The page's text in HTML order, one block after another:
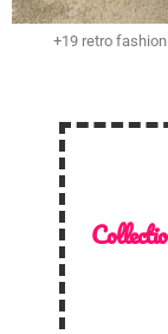
+19 retro